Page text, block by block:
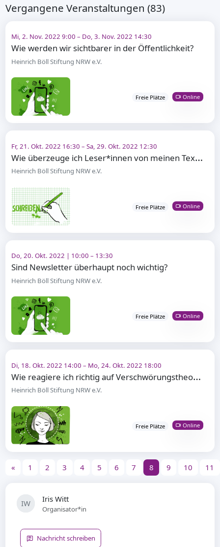
Vergangene Veranstaltungen (83)
Mi, 2. Nov. 2022 9:00 – Do, 3. Nov. 2022 14:30
Wie werden wir sichtbarer in der Öffentlichkeit?
Heinrich Böll Stiftung NRW e.V.
Freie Plätze Online
Fr, 21. Okt. 2022 16:30 – Sa, 29. Okt. 2022 12:30
W
ie überzeuge ich Leser*innen von meinen Texten?
Heinrich Böll Stiftung NRW e.V.
Freie Plätze Online
Do, 20. Okt. 2022 | 10:00 – 13:30
Sind Newsletter überhaupt noch wichtig?
Heinrich Böll Stiftung NRW e.V.
Freie Plätze Online
Di, 18. Okt. 2022 14:00 – Mo, 24. Okt. 2022 18:00
W
ie reagiere ich richtig auf Verschwörungstheorien?
Heinrich Böll Stiftung NRW e.V.
Freie Plätze Online
« 1 2 3 4 5 6 7 8 9 10 11
IW Iris Witt
Organisator*in
Nachricht schreiben